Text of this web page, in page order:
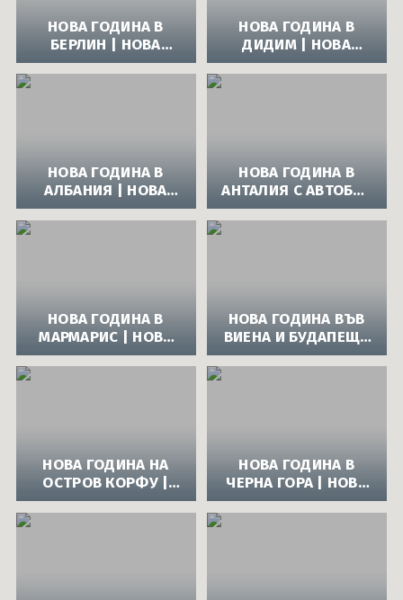
НОВА ГОДИНА В
БЕРЛИН | НОВА
ГОДИНА 2014 В
НОВА ГОДИНА В
ДИДИМ | НОВА
ГОДИНА 2014 В
НОВА ГОДИНА В
АЛБАНИЯ | НОВА
ГОДИНА 2014 В
АЛБАНИЯ
НОВА ГОДИНА В
АНТАЛИЯ С АВТОБУС
| НОВА ГОДИНА
2014 В АНТАЛИЯ
НОВА ГОДИНА В
МАРМАРИС | НОВА
ГОДИНА 2014 В
МАРМАРИС
НОВА ГОДИНА ВЪВ
ВИЕНА И БУДАПЕЩА
| НОВА ГОДИНА
2014 ВИЕНА -
НОВА ГОДИНА НА
ОСТРОВ КОРФУ |
НОВА ГОДИНА 2014
НА ОСТРОВ КОРФУ
НОВА ГОДИНА В
ЧЕРНА ГОРА | НОВА
ГОДИНА 2014 В
ЧЕРНА ГОРА